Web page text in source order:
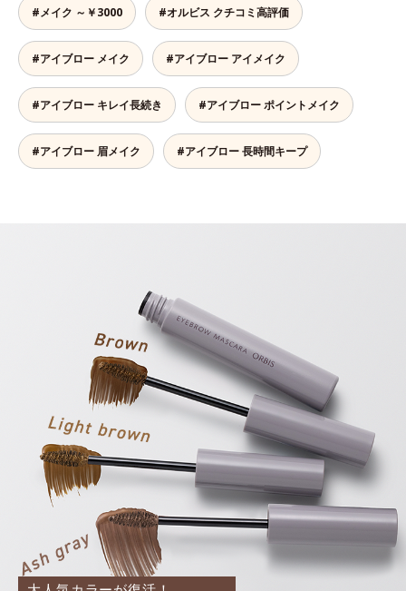
#メイク ～￥3000 #オルビス クチコミ高評価
#アイブロー メイク #アイブロー アイメイク
#アイブロー キレイ長続き #アイブロー ポイントメイク
#アイブロー 眉メイク #アイブロー 長時間キープ